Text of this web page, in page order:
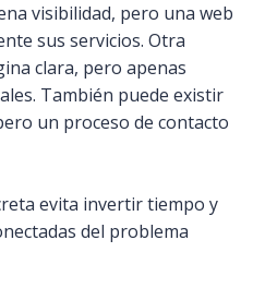
visibilidad, pero una web
sus servicios. Otra
clara, pero apenas
También puede existir
un proceso de contacto
evita invertir tiempo y
del problema